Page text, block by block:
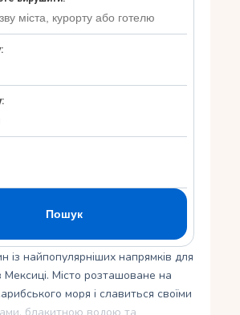
із найпопулярніших напрямків для
Мексиці. Місто розташоване на
моря і славиться своїми